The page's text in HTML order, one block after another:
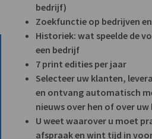
bedrijf)
Zoekfunctie op bedrijven
Historiek: wat speelde de
een bedrijf
7 print edities per jaar
Selecteer uw klanten,
en ontvang automatisch
nieuws over hen of over
U weet waarover u moet
afspraak en wint tijd in